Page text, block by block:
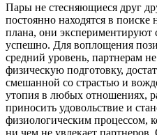
Пары не стесняющиеся друг
постоянно находятся в
плана, они экспериментируют
успешно. Для воплощения
средний уровень, партнерам
физическую подготовку,
смешанной со страстью и
утопия в любых отношениях,
приносить удовольствие и
физиологическим процессом,
ни чем не увлекает